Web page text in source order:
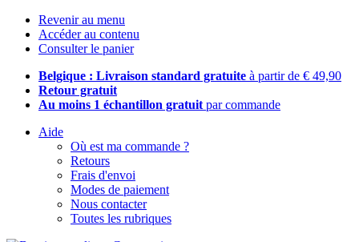
Revenir au menu
Accéder au contenu
Consulter le panier
Belgique : Livraison standard gratuite à partir de € 49,90
Retour gratuit
Au moins 1 échantillon gratuit par commande
Aide
Où est ma commande ?
Retours
Frais d'envoi
Modes de paiement
Nous contacter
Toutes les rubriques